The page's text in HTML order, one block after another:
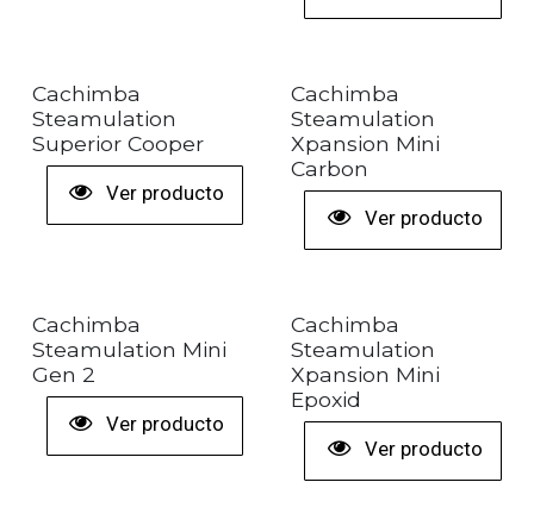
Cachimba
Steamulation
Superior Cooper
Ver producto
+ COLORES
Cachimba
Steamulation
Xpansion Mini
Carbon
Ver producto
+ COLORES
Cachimba
Steamulation Mini
Gen 2
Ver producto
+ COLORES
Cachimba
Steamulation
Xpansion Mini
Epoxid
Ver producto